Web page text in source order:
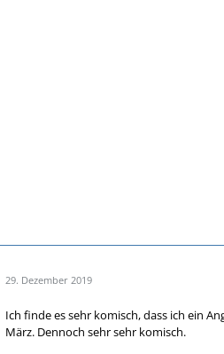
29. Dezember 2019
Ich finde es sehr komisch, dass ich ein
März. Dennoch sehr sehr komisch.